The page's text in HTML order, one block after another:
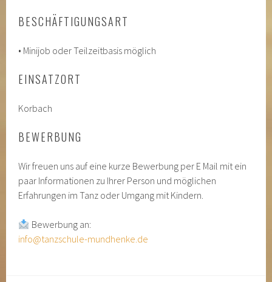
BESCHÄFTIGUNGSART
• Minijob oder Teilzeitbasis möglich
EINSATZORT
Korbach
BEWERBUNG
Wir freuen uns auf eine kurze Bewerbung per E Mail mit ein
paar Informationen zu Ihrer Person und möglichen
Erfahrungen im Tanz oder Umgang mit Kindern.
Bewerbung an:
info@tanzschule-mundhenke.de